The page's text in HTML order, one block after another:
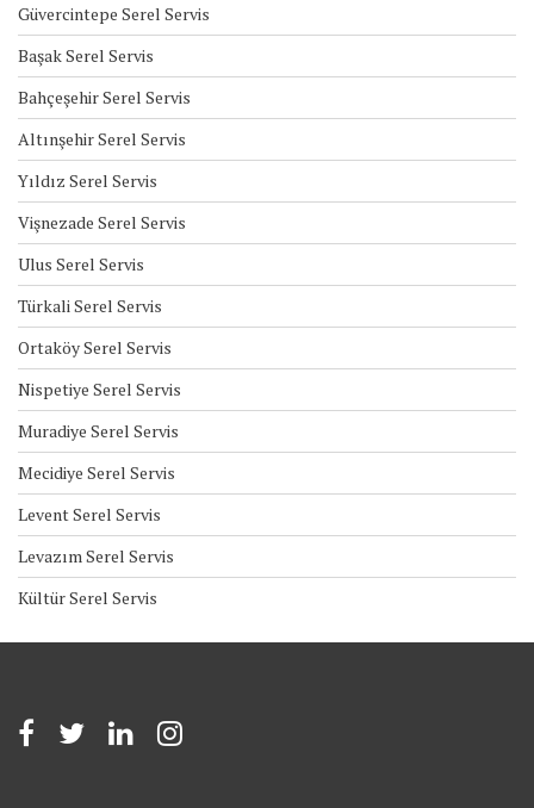
Güvercintepe Serel Servis
Başak Serel Servis
Bahçeşehir Serel Servis
Altınşehir Serel Servis
Yıldız Serel Servis
Vişnezade Serel Servis
Ulus Serel Servis
Türkali Serel Servis
Ortaköy Serel Servis
Nispetiye Serel Servis
Muradiye Serel Servis
Mecidiye Serel Servis
Levent Serel Servis
Levazım Serel Servis
Kültür Serel Servis